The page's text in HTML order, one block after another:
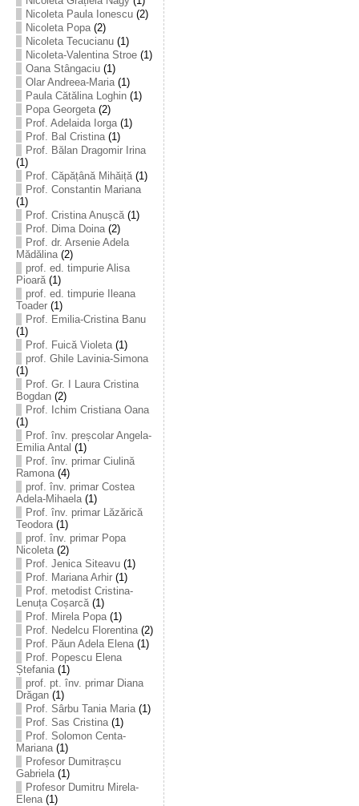
Nicoleta Paula Ionescu(2)
Nicoleta Popa(2)
Nicoleta Tecucianu(1)
Nicoleta-Valentina Stroe(1)
Oana Stângaciu(1)
Olar Andreea-Maria(1)
Paula Cătălina Loghin(1)
Popa Georgeta(2)
Prof. Adelaida Iorga(1)
Prof. Bal Cristina(1)
Prof. Bălan Dragomir Irina
(1)
Prof. Căpățână Mihăiță(1)
Prof. Constantin Mariana
(1)
Prof. Cristina Anușcă(1)
Prof. Dima Doina(2)
Prof. dr. Arsenie Adela
Mădălina(2)
prof. ed. timpurie Alisa
Pioară(1)
prof. ed. timpurie Ileana
Toader(1)
Prof. Emilia-Cristina Banu
(1)
Prof. Fuică Violeta(1)
prof. Ghile Lavinia-Simona
(1)
Prof. Gr. I Laura Cristina
Bogdan(2)
Prof. Ichim Cristiana Oana
(1)
Prof. înv. preșcolar Angela-
Emilia Antal (1)
Prof. înv. primar Ciulină
Ramona(4)
prof. înv. primar Costea
Adela-Mihaela(1)
Prof. înv. primar Lăzărică
Teodora(1)
prof. înv. primar Popa
Nicoleta(2)
Prof. Jenica Siteavu(1)
Prof. Mariana Arhir(1)
Prof. metodist Cristina-
Lenuța Coșarcă(1)
Prof. Mirela Popa(1)
Prof. Nedelcu Florentina(2)
Prof. Păun Adela Elena(1)
Prof. Popescu Elena
Ștefania(1)
prof. pt. înv. primar Diana
Drăgan(1)
Prof. Sârbu Tania Maria(1)
Prof. Sas Cristina(1)
Prof. Solomon Centa-
Mariana(1)
Profesor Dumitrașcu
Gabriela(1)
Profesor Dumitru Mirela-
Elena(1)